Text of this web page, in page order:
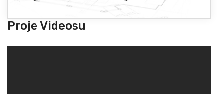
Proje Videosu